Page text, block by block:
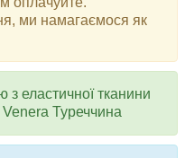
ми намагаємося як
з еластичної тканини
Туреччина